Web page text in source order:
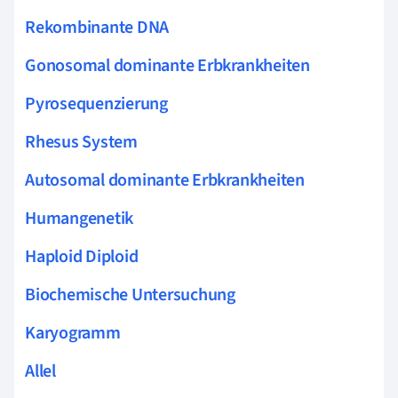
Rekombinante DNA
Gonosomal dominante Erbkrankheiten
Pyrosequenzierung
Rhesus System
Autosomal dominante Erbkrankheiten
Humangenetik
Haploid Diploid
Biochemische Untersuchung
Karyogramm
Allel